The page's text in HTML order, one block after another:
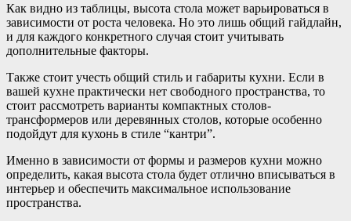
Как видно из таблицы, высота стола может варьироваться в
зависимости от роста человека. Но это лишь общий гайдлайн,
и для каждого конкретного случая стоит учитывать
дополнительные факторы.
Также стоит учесть общий стиль и габариты кухни. Если в
вашей кухне практически нет свободного пространства, то
стоит рассмотреть варианты компактных столов-
трансформеров или деревянных столов, которые особенно
подойдут для кухонь в стиле “кантри”.
Именно в зависимости от формы и размеров кухни можно
определить, какая высота стола будет отлично вписываться в
интерьер и обеспечить максимальное использование
пространства.